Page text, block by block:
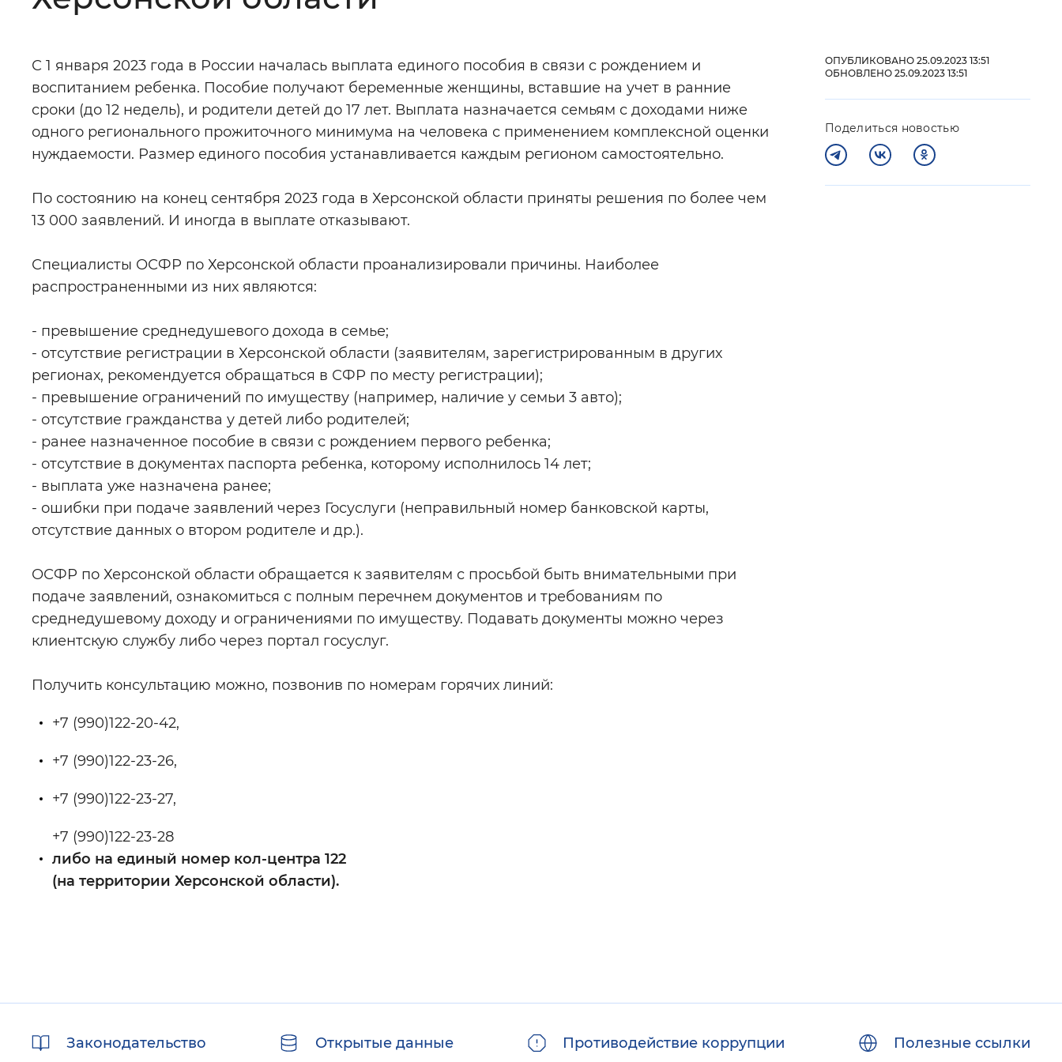
Изображения: Включены Выключены
Звуковой ассистент: Воспроизвести Остановить Повторить
С 1 января 2023 года в России началась выплата единого пособия в связи с рождением и
воспитанием ребенка. Пособие получают беременные женщины, вставшие на учет в ранние
сроки (до 12 недель), и родители детей до 17 лет. Выплата назначается семьям с доходами ниже
одного регионального прожиточного минимума на человека с применением комплексной оценки
нуждаемости. Размер единого пособия устанавливается каждым регионом самостоятельно.
По состоянию на конец сентября 2023 года в Херсонской области приняты решения по более чем
13 000 заявлений. И иногда в выплате отказывают.
Специалисты ОСФР по Херсонской области проанализировали причины. Наиболее
распространенными из них являются:
- превышение среднедушевого дохода в семье;
- отсутствие регистрации в Херсонской области (заявителям, зарегистрированным в других
регионах, рекомендуется обращаться в СФР по месту регистрации);
- превышение ограничений по имуществу (например, наличие у семьи 3 авто);
- отсутствие гражданства у детей либо родителей;
- ранее назначенное пособие в связи с рождением первого ребенка;
- отсутствие в документах паспорта ребенка, которому исполнилось 14 лет;
- выплата уже назначена ранее;
- ошибки при подаче заявлений через Госуслуги (неправильный номер банковской карты,
отсутствие данных о втором родителе и др.).
ОСФР по Херсонской области обращается к заявителям с просьбой быть внимательными при
подаче заявлений, ознакомиться с полным перечнем документов и требованиям по
среднедушевому доходу и ограничениями по имуществу. Подавать документы можно через
клиентскую службу либо через портал госуслуг.
Получить консультацию можно, позвонив по номерам горячих линий:
+7 (990)122-20-42,
+7 (990)122-23-26,
+7 (990)122-23-27,
+7 (990)122-23-28
либо на единый номер кол-центра 122
(на территории Херсонской области).
ОПУБЛИКОВАНО 25.09.2023 13:51
ОБНОВЛЕНО 25.09.2023 13:51
Поделиться новостью
ссылкиЗаконодательство Открытые данные Противодействие коррупции Полезные ссылки